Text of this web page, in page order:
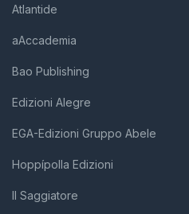
Atlantide
aAccademia
Bao Publishing
Edizioni Alegre
EGA-Edizioni Gruppo Abele
Hoppípolla Edizioni
Il Saggiatore